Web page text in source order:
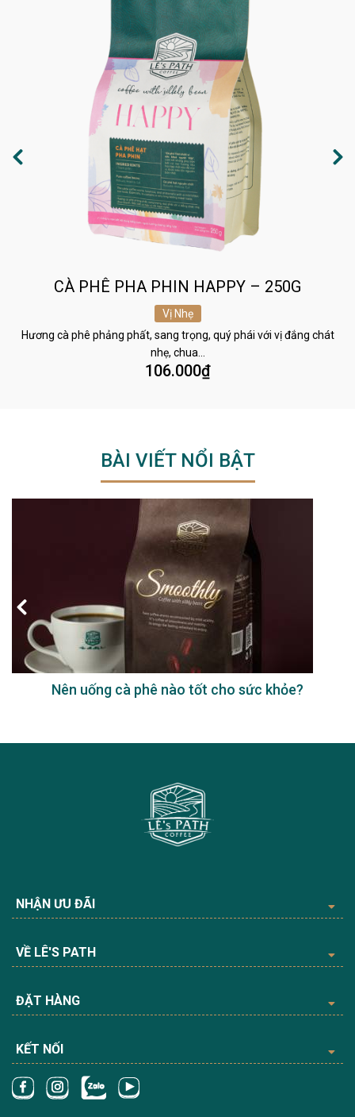
CÀ PHÊ PHA PHIN HAPPY – 250G
Vị Nhẹ
Hương cà phê phảng phất, sang trọng, quý phái với vị đắng chát
nhẹ, chua…
106.000₫
BÀI VIẾT NỔI BẬT
Nên uống cà phê nào tốt cho sức khỏe?
NHẬN ƯU ĐÃI
VỀ LÊ'S PATH
ĐẶT HÀNG
KẾT NỐI